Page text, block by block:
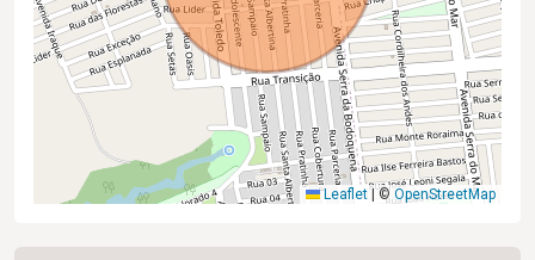
Leaflet © OpenStreetMap